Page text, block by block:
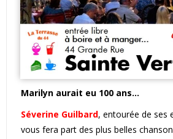
Marilyn aurait eu 100 ans…
Séverine Guilbard, entourée de ses
vous fera part des plus belles